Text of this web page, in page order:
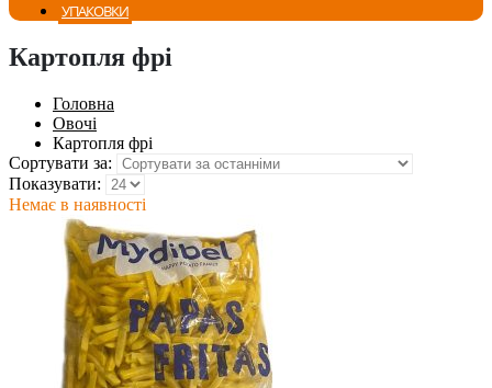
УПАКОВКИ
Картопля фрі
Головна
Овочі
Картопля фрі
Сортувати за:
Показувати:
Немає в наявності